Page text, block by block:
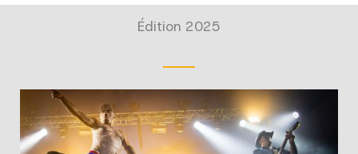
Édition 2025